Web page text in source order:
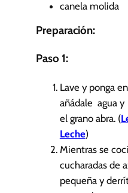
canela molida
Preparación:
Paso 1:
Lave y ponga
añádale agua
el grano abra. (
Leche)
Mientras se
cucharadas de
pequeña y